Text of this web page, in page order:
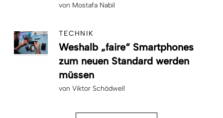
von Mostafa Nabil
TECHNIK
Weshalb „faire“ Smartphones
zum neuen Standard werden
müssen
von Viktor Schödwell